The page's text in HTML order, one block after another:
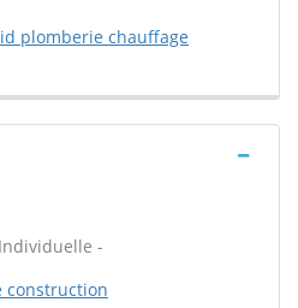
plomberie chauffage
-
construction